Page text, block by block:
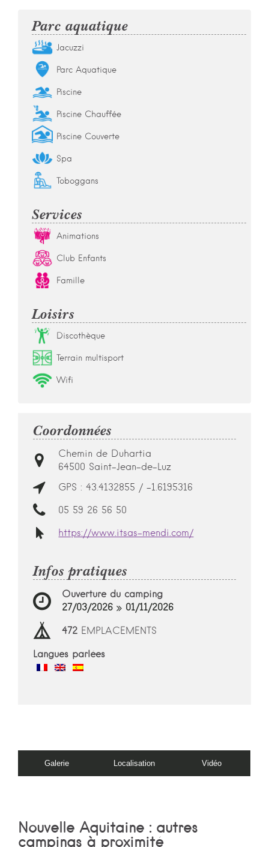
Parc aquatique
Jacuzzi
Parc Aquatique
Piscine
Piscine Chauffée
Piscine Couverte
Spa
Toboggans
Services
Animations
Club Enfants
Famille
Loisirs
Discothèque
Terrain multisport
Wifi
Coordonnées
Chemin de Duhartia
64500 Saint-Jean-de-Luz
GPS : 43.4132855 / -1.6195316
05 59 26 56 50
https://www.itsas-mendi.com/
Infos pratiques
Ouverture du camping
27/03/2026
01/11/2026
472 EMPLACEMENTS
Langues parlées
Galerie Localisation Vidéo
Nouvelle Aquitaine : autres
campings à proximité